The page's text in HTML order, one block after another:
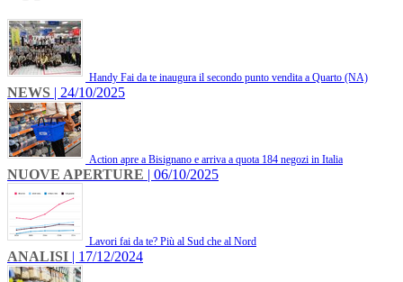
Handy Fai da te inaugura il secondo punto vendita a Quarto (NA)
NEWS | 24/10/2025
Action apre a Bisignano e arriva a quota 184 negozi in Italia
NUOVE APERTURE | 06/10/2025
Lavori fai da te? Più al Sud che al Nord
ANALISI | 17/12/2024